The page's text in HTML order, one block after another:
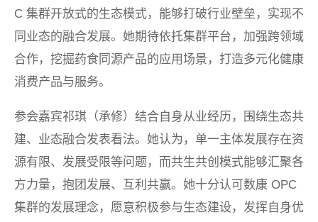
C 集群开放式的生态模式，能够打破行业壁垒，实现不
同业态的融合发展。她期待依托集群平台，加强跨领域
合作，挖掘药食同源产品的应用场景，打造多元化健康
消费产品与服务。
参会嘉宾祁琪（承修）结合自身从业经历，围绕生态共
建、业态融合发表看法。她认为，单一主体发展存在资
源有限、发展受限等问题，而共生共创模式能够汇聚各
方力量，抱团发展、互利共赢。她十分认可数康 OPC
集群的发展理念，愿意积极参与生态建设，发挥自身优